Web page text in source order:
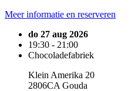
Meer informatie en reserveren
do 27 aug 2026
19:30 - 21:00
Chocoladefabriek
Klein Amerika 20
2806CA Gouda